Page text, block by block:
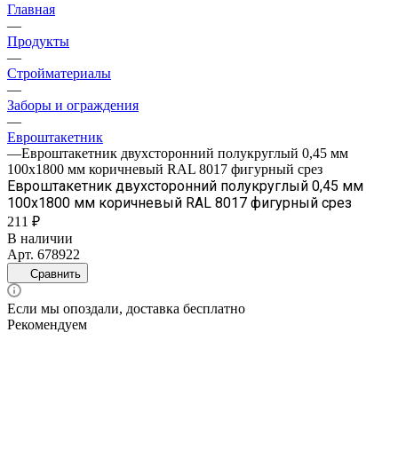
Главная
—
Продукты
—
Стройматериалы
—
Заборы и ограждения
—
Евроштакетник
—Евроштакетник двухсторонний полукруглый 0,45 мм
100х1800 мм коричневый RAL 8017 фигурный срез
Евроштакетник двухсторонний полукруглый 0,45 мм
100х1800 мм коричневый RAL 8017 фигурный срез
211 ₽
В наличии
Арт. 678922
Сравнить
Если мы опоздали, доставка бесплатно
Рекомендуем